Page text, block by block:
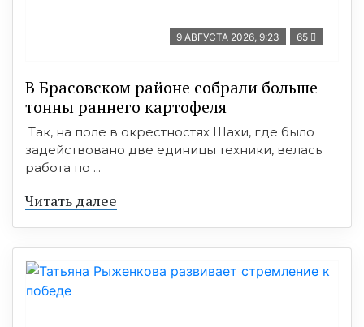
9 АВГУСТА 2026, 9:23 65
В Брасовском районе собрали больше
тонны раннего картофеля
Так, на поле в окрестностях Шахи, где было
задействовано две единицы техники, велась
работа по ...
Читать далее